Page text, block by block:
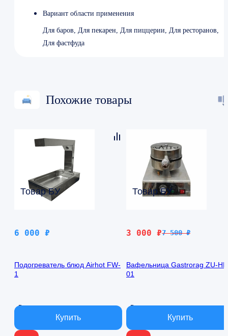
Вариант области применения
Для баров, Для пекарен, Для пиццерии, Для ресторанов,
Для фастфуда
Похожие товары
Товар БУ
6 000 ₽
Подогреватель блюд Airhot FW-
1
В наличии
Товар БУ
7 500₽
Первоначальная
7
3 000 ₽
Текущая
000 ₽.
Вафельница Gastrorag ZU-
01
В наличии